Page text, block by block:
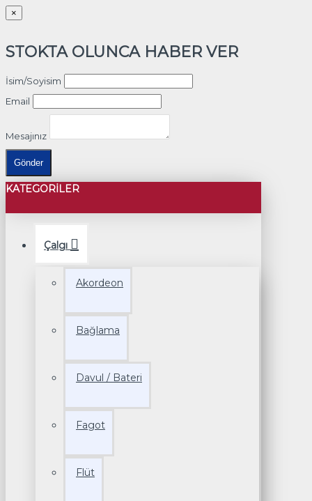
×
STOKTA OLUNCA HABER VER
İsim/Soyisim
Email
Mesajınız
Gönder
KATEGORILER
Çalgı
Akordeon
Bağlama
Davul / Bateri
Fagot
Flüt